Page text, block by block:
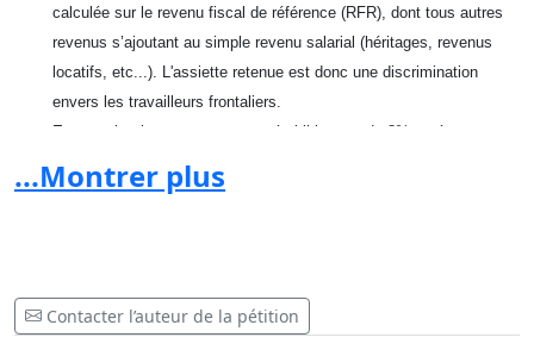
calculée sur le revenu fiscal de référence (RFR), dont tous autres
revenus s’ajoutant au simple revenu salarial (héritages, revenus
locatifs, etc...). L'assiette retenue est donc une discrimination
envers les travailleurs frontaliers.
Encore pire, le gouvernement a établi le taux de 8% en étant
20% en ajoutant la CSG/CRDS.
patrimoine en France n’ont pas à s’acquitter de ces contributions sur ces
revenus.
...Montrer plus
Contacter l’auteur de la pétition